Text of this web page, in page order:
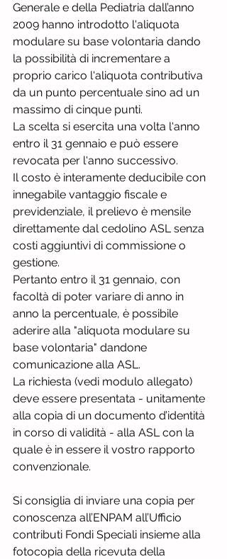
Generale e della Pediatria dall’anno
2009 hanno introdotto l'aliquota
modulare su base volontaria dando
la possibilità di incrementare a
proprio carico l'aliquota contributiva
da un punto percentuale sino ad un
massimo di cinque punti.
La scelta si esercita una volta l'anno
entro il 31 gennaio e può essere
revocata per l'anno successivo.
Il costo è interamente deducibile con
innegabile vantaggio fiscale e
previdenziale, il prelievo è mensile
direttamente dal cedolino ASL senza
costi aggiuntivi di commissione o
gestione.
Pertanto entro il 31 gennaio, con
facoltà di poter variare di anno in
anno la percentuale, è possibile
aderire alla "aliquota modulare su
base volontaria" dandone
comunicazione alla ASL.
La richiesta (vedi modulo allegato)
deve essere presentata - unitamente
alla copia di un documento d’identità
in corso di validità - alla ASL con la
quale è in essere il vostro rapporto
convenzionale.
Si consiglia di inviare una copia per
conoscenza all’ENPAM all’Ufficio
contributi Fondi Speciali insieme alla
fotocopia della ricevuta della